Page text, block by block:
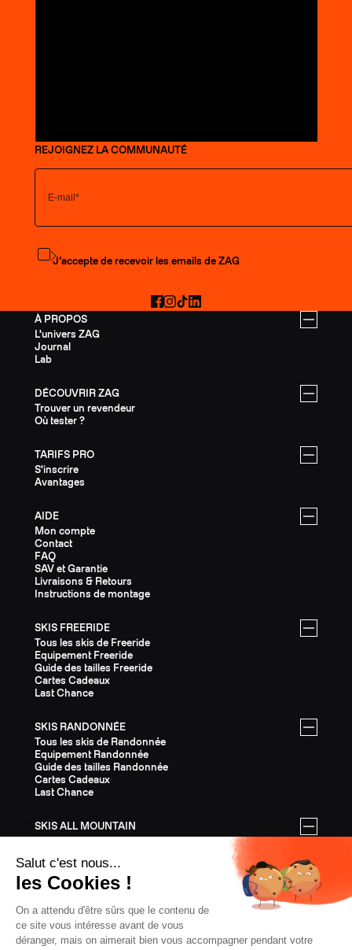
À PROPOS
L'univers ZAG
Journal
Lab
DÉCOUVRIR ZAG
Trouver un revendeur
Où tester ?
TARIFS PRO
S'inscrire
Avantages
AIDE
Mon compte
Contact
FAQ
SAV et Garantie
Livraisons & Retours
Instructions de montage
SKIS FREERIDE
Tous les skis de Freeride
Equipement Freeride
Guide des tailles Freeride
Cartes Cadeaux
Last Chance
SKIS RANDONNÉE
Tous les skis de Randonnée
Equipement Randonnée
Guide des tailles Randonnée
Cartes Cadeaux
Last Chance
SKIS ALL MOUNTAIN
Tous les skis All Mountain
Guide des tailles All Mountain
Cartes Cadeaux
Last Chance
ÉQUIPEMENT
Tout l'Équipement
REJOIGNEZ LA COMMUNAUTÉ
S'abonner à la newsletter
J’accepte de recevoir les emails de ZAG
Facebook
Instagram
TikTokLinkedIn